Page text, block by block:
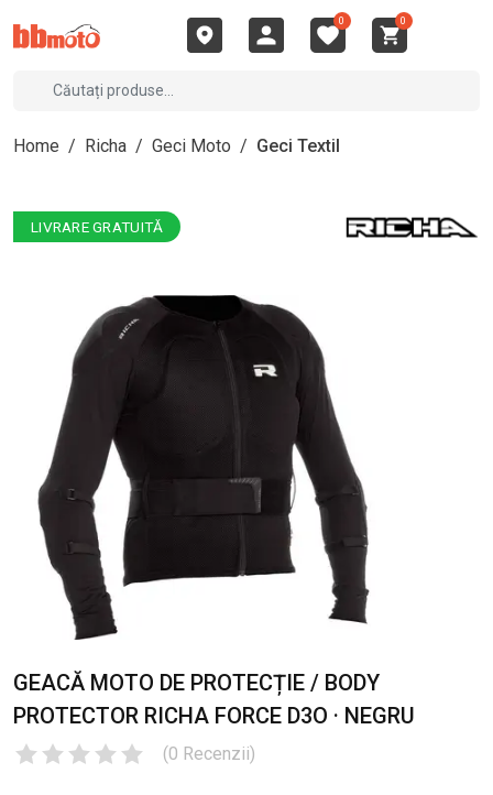
0 0
Home / Richa / Geci Moto / Geci Textil
LIVRARE GRATUITĂ
GEACĂ MOTO DE PROTECȚIE / BODY
PROTECTOR RICHA FORCE D3O · NEGRU
(0 Recenzii)